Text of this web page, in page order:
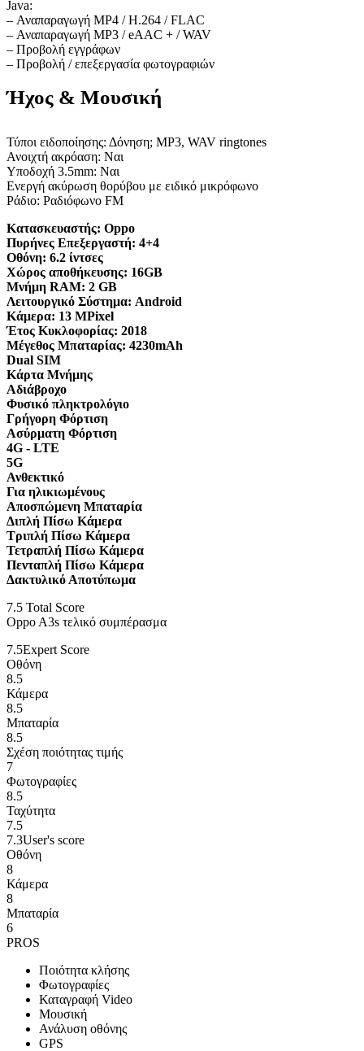
Java:
– Αναπαραγωγή MP4 / H.264 / FLAC
– Αναπαραγωγή MP3 / eAAC + / WAV
– Προβολή εγγράφων
– Προβολή / επεξεργασία φωτογραφιών
Ήχος & Μουσική
Τύποι ειδοποίησης: Δόνηση; MP3, WAV ringtones
Ανοιχτή ακρόαση: Ναι
Υποδοχή 3.5mm: Ναι
Ενεργή ακύρωση θορύβου με ειδικό μικρόφωνο
Ράδιο: Ραδιόφωνο FM
Κατασκευαστής: Oppo
Πυρήνες Επεξεργαστή: 4+4
Οθόνη: 6.2 ίντσες
Χώρος αποθήκευσης: 16GB
Μνήμη RAM: 2 GB
Λειτουργικό Σύστημα: Android
Κάμερα: 13 MPixel
Έτος Κυκλοφορίας: 2018
Μέγεθος Μπαταρίας: 4230mAh
Dual SIM
Κάρτα Μνήμης
Αδιάβροχο
Φυσικό πληκτρολόγιο
Γρήγορη Φόρτιση
Ασύρματη Φόρτιση
4G - LTE
5G
Ανθεκτικό
Για ηλικιωμένους
Αποσπώμενη Μπαταρία
Διπλή Πίσω Κάμερα
Τριπλή Πίσω Κάμερα
Τετραπλή Πίσω Κάμερα
Πενταπλή Πίσω Κάμερα
Δακτυλικό Αποτύπωμα
7.5 Total Score
Oppo A3s τελικό συμπέρασμα
7.5Expert Score
Οθόνη
8.5
Κάμερα
8.5
Μπαταρία
8.5
Σχέση ποιότητας τιμής
7
Φωτογραφίες
8.5
Ταχύτητα
7.5
7.3User's score
Οθόνη
8
Κάμερα
8
Μπαταρία
6
PROS
Ποιότητα κλήσης
Φωτογραφίες
Καταγραφή Video
Μουσική
Ανάλυση οθόνης
GPS